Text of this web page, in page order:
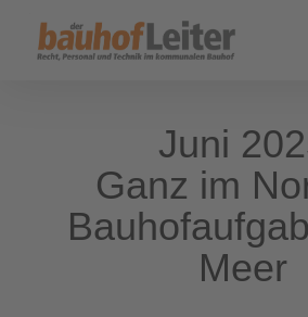
Juni
Ganz im
Meer